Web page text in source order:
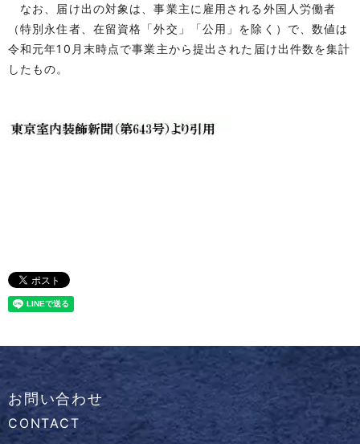
なお、届け出の対象は、事業主に雇用される外国人労働者
（特別永住者、在留資格「外交」「公用」を除く）で、数値は
令和元年10月末時点で事業主から提出された届け出件数を集計
したもの。
お問い合わせ
CONTACT